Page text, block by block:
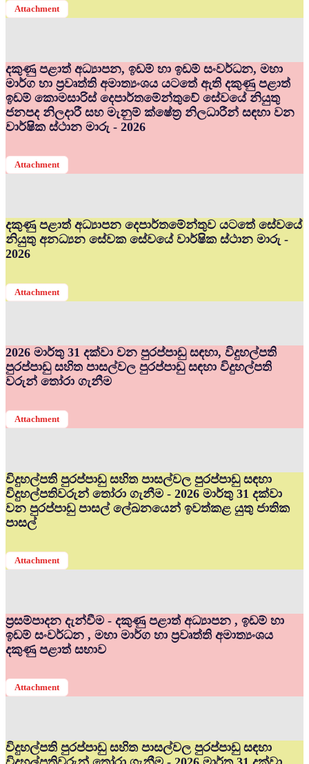
Attachment
දකුණු පළාත් අධ්‍යාපන, ඉඩම් හා ඉඩම් සංවර්ධන, මහා
මාර්ග හා ප්‍රවෘත්ති අමාත්‍යංශය යටතේ ඇති දකුණු පළාත්
ඉඩම් කොමසාරිස් දෙපාර්තමේන්තුවේ සේවයේ නියුතු
ජනපද නිලදාරී සහ මැනුම් ක්ෂේත්‍ර නිලධාරීන් සඳහා වන
වාර්ෂික ස්ථාන මාරු - 2026
Attachment
දකුණු පළාත් අධ්‍යාපන දෙපාර්තමේන්තුව යටතේ සේවයේ
නියුතු අනධ්‍යන සේවක සේවයේ වාර්ෂික ස්ථාන මාරු -
2026
Attachment
2026 මාර්තු 31 දක්වා වන පුරප්පාඩු සඳහා, විදුහල්පති
පුරප්පාඩු සහිත පාසල්වල පුරප්පාඩු සඳහා විදුහල්පති
වරුන් තෝරා ගැනීම
Attachment
විදුහල්පති පුරප්පාඩු සහිත පාසල්වල පුරප්පාඩු සඳහා
විදුහල්පතිවරුන් තෝරා ගැනීම - 2026 මාර්තු 31 දක්වා
වන පුරප්පාඩු පාසල් ලේඛනයෙන් ඉවත්කළ යුතු ජාතික
පාසල්
Attachment
ප්‍රසම්පාදන දැන්වීම - දකුණු පළාත් අධ්‍යාපන , ඉඩම් හා
ඉඩම් සංවර්ධන , මහා මාර්ග හා ප්‍රවෘත්ති අමාත්‍යංශය
දකුණු පළාත් සභාව
Attachment
විදුහල්පති පුරප්පාඩු සහිත පාසල්වල පුරප්පාඩු සඳහා